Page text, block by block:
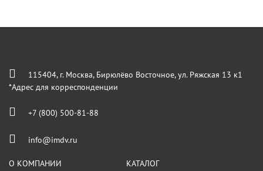
115404, г. Москва, Бирюлёво Восточное, ул. Ряжская 13 к1
*Адрес для корреспонденции
+7 (800) 500-81-88
info@imdv.ru
О КОМПАНИИ КАТАЛОГ